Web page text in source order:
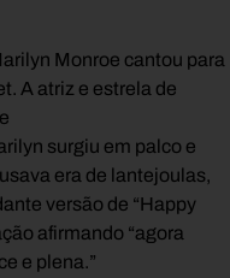
Monroe cantou para
A atriz e estrela de
surgiu em palco e
era de lantejoulas,
versão de “Happy
afirmando “agora
e plena.”